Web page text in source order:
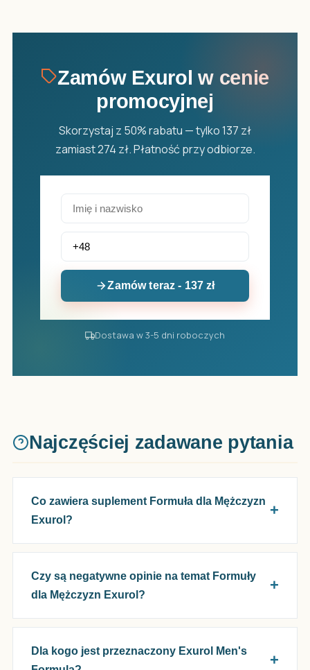
Zamów Exurol w cenie
promocyjnej
Skorzystaj z 50% rabatu — tylko 137 zł
zamiast 274 zł. Płatność przy odbiorze.
Zamów teraz - 137 zł
Dostawa w 3-5 dni roboczych
Najczęściej zadawane pytania
Co zawiera suplement Formuła dla Mężczyzn
Exurol?
Czy są negatywne opinie na temat Formuły
dla Mężczyzn Exurol?
Dla kogo jest przeznaczony Exurol Men's